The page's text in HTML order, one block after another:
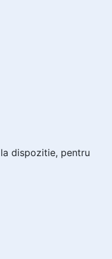
dispozitie, pentru